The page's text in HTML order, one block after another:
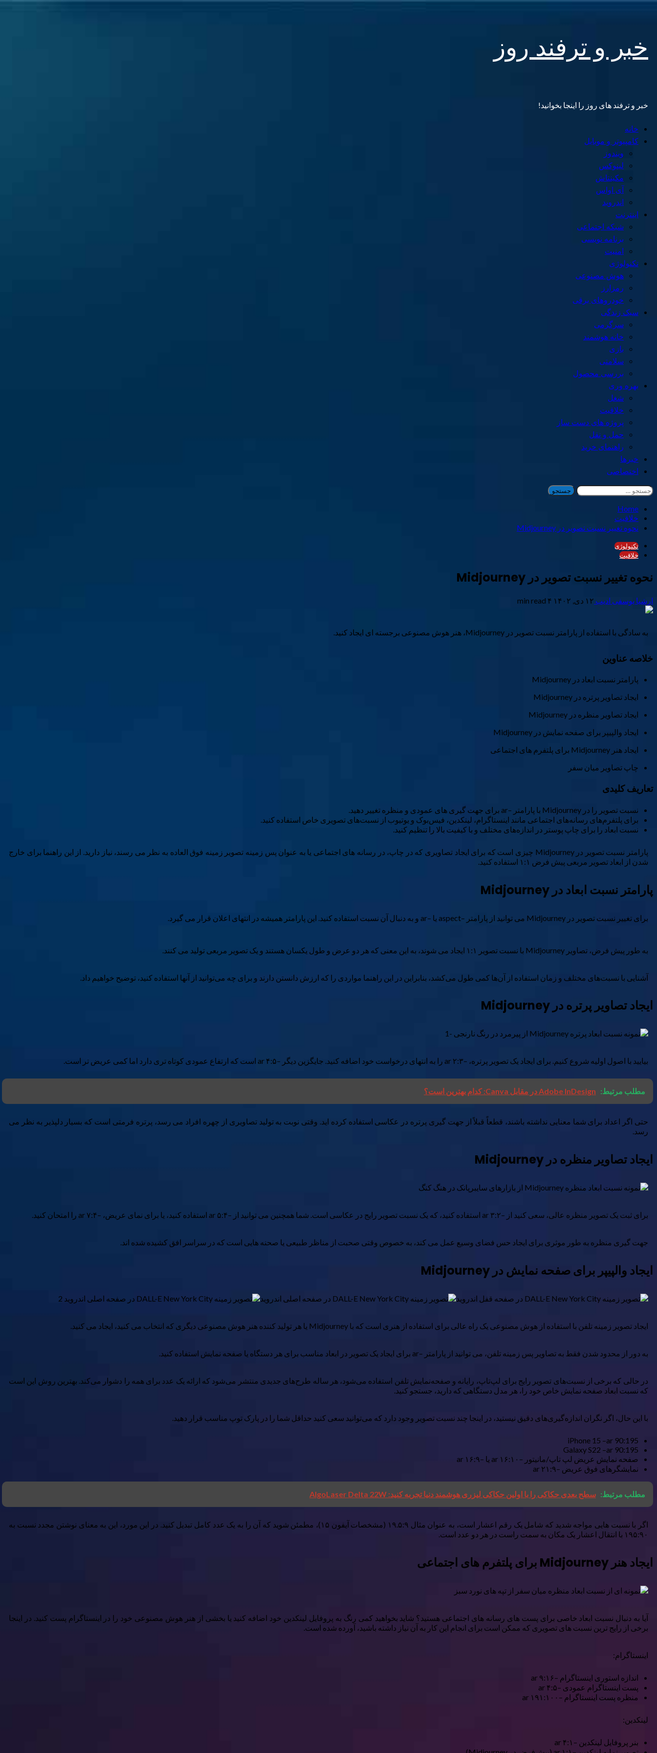
content
خبر و ترفند روز
خبر و ترفند های روز را اینجا بخوانید!
Primary
Menu
خانه
کامپیوتر و موبایل
ویندوز
لینوکس
مکینتاش
آی اواس
اندروید
اینترنت
شبکه اجتماعی
برنامه نویسی
امنیت
تکنولوژی
هوش مصنوعی
رمزارز
خودروهای برقی
سبک زندگی
سرگرمی
خانه هوشمند
بازی
سلامتی
بررسی محصول
بهره وری
شغل
خلاقیت
پروژه های دست ساز
حمل و نقل
راهنمای خرید
خبرها
اختصاصی
جستجو
برای:
Home
خلاقیت
نحوه تغییر نسبت تصویر در Midjourney
تکنولوژی
خلاقیت
نحوه تغییر نسبت تصویر در Midjourney
ارشیا یوسفی ادیب ۱۲ دی, ۱۴۰۲ ۴ min read
به سادگی با استفاده از پارامتر نسبت تصویر در Midjourney، هنر هوش مصنوعی برجسته ای ایجاد کنید.
خلاصه عناوین
پارامتر نسبت ابعاد در Midjourney
ایجاد تصاویر پرتره در Midjourney
ایجاد تصاویر منظره در Midjourney
ایجاد والپیپر برای صفحه نمایش در Midjourney
ایجاد هنر Midjourney برای پلتفرم های اجتماعی
چاپ تصاویر میان سفر
تعاریف کلیدی
نسبت تصویر را در Midjourney با پارامتر –ar برای جهت گیری های عمودی و منظره تغییر دهید.
برای پلتفرم‌های رسانه‌های اجتماعی مانند اینستاگرام، لینکدین، فیس‌بوک و یوتیوب از نسبت‌های تصویری خاص استفاده کنید.
نسبت ابعاد را برای چاپ پوستر در اندازه‌های مختلف و با کیفیت بالا را تنظیم کنید.
پارامتر نسبت تصویر در Midjourney چیزی است که برای ایجاد تصاویری که در چاپ، در رسانه های اجتماعی یا به عنوان پس زمینه تصویر زمینه فوق العاده به نظر می رسند، نیاز دارید. از این راهنما برای خارج
شدن از ابعاد تصویر مربعی پیش فرض ۱:۱ استفاده کنید.
پارامتر نسبت ابعاد در Midjourney
برای تغییر نسبت تصویر در Midjourney می توانید از پارامتر –aspect یا –ar و به دنبال آن نسبت استفاده کنید. این پارامتر همیشه در انتهای اعلان قرار می گیرد.
به طور پیش فرض، تصاویر Midjourney با نسبت تصویر ۱:۱ ایجاد می شوند، به این معنی که هر دو عرض و طول یکسان هستند و یک تصویر مربعی تولید می کنند.
آشنایی با نسبت‌های مختلف و زمان استفاده از آن‌ها کمی طول می‌کشد، بنابراین در این راهنما مواردی را که ارزش دانستن دارند و برای چه می‌توانید از آنها استفاده کنید، توضیح خواهیم داد.
ایجاد تصاویر پرتره در Midjourney
بیایید با اصول اولیه شروع کنیم. برای ایجاد یک تصویر پرتره، –ar ۲:۳ را به انتهای درخواست خود اضافه کنید. جایگزین دیگر –ar ۴:۵ است که ارتفاع عمودی کوتاه تری دارد اما کمی عریض تر است.
مطلب مرتبط: Adobe InDesign در مقابل Canva: کدام بهترین است؟
حتی اگر اعداد برای شما معنایی نداشته باشند، قطعاً قبلاً از جهت گیری پرتره در عکاسی استفاده کرده اید. وقتی نوبت به تولید تصاویری از چهره افراد می رسد، پرتره فرمتی است که بسیار دلپذیر به نظر می
رسد.
ایجاد تصاویر منظره در Midjourney
برای ثبت یک تصویر منظره عالی، سعی کنید از –ar ۳:۲ استفاده کنید، که یک نسبت تصویر رایج در عکاسی است. شما همچنین می توانید از –ar ۵:۴ استفاده کنید، یا برای نمای عریض، –ar ۷:۴ را امتحان کنید.
جهت گیری منظره به طور موثری برای ایجاد حس فضای وسیع عمل می کند، به خصوص وقتی صحبت از مناظر طبیعی یا صحنه هایی است که در سراسر افق کشیده شده اند.
ایجاد والپیپر برای صفحه نمایش در Midjourney
ایجاد تصویر زمینه تلفن با استفاده از هوش مصنوعی یک راه عالی برای استفاده از هنری است که با Midjourney یا هر تولید کننده هنر هوش مصنوعی دیگری که انتخاب می کنید، ایجاد می کنید.
به دور از محدود شدن فقط به تصاویر پس زمینه تلفن، می توانید از پارامتر –ar برای ایجاد یک تصویر در ابعاد مناسب برای هر دستگاه یا صفحه نمایش استفاده کنید.
در حالی که برخی از نسبت‌های تصویر رایج برای لپ‌تاپ، رایانه و صفحه‌نمایش تلفن استفاده می‌شود، هر ساله طرح‌های جدیدی منتشر می‌شود که ارائه یک عدد برای همه را دشوار می‌کند. بهترین روش این است
که نسبت ابعاد صفحه نمایش خاص خود را، هر مدل دستگاهی که دارید، جستجو کنید.
با این حال، اگر نگران اندازه‌گیری‌های دقیق نیستید، در اینجا چند نسبت تصویر وجود دارد که می‌توانید سعی کنید حداقل شما را در پارک توپ مناسب قرار دهید.
iPhone 15 –ar 90:195
Galaxy S22 –ar 90:195
صفحه نمایش عریض لپ تاپ/مانیتور –ar ۱۶:۱۰ یا –ar ۱۶:۹
نمایشگرهای فوق عریض –ar ۲۱:۹
مطلب مرتبط: سطح بعدی حکاکی را با اولین حکاکی لیزری هوشمند دنیا تجربه کنید: AlgoLaser Delta 22W
اگر با نسبت هایی مواجه شدید که شامل یک رقم اعشار است، به عنوان مثال ۱۹.۵:۹ (مشخصات آیفون ۱۵)، مطمئن شوید که آن را به یک عدد کامل تبدیل کنید. در این مورد، این به معنای نوشتن مجدد نسبت به
۱۹۵:۹۰ با انتقال اعشار یک مکان به سمت راست در هر دو عدد است.
ایجاد هنر Midjourney برای پلتفرم های اجتماعی
آیا به دنبال نسبت ابعاد خاصی برای پست های رسانه های اجتماعی هستید؟ شاید بخواهید کمی رنگ به پروفایل لینکدین خود اضافه کنید یا بخشی از هنر هوش مصنوعی خود را در اینستاگرام پست کنید. در اینجا
برخی از رایج ترین نسبت های تصویری که ممکن است برای انجام این کار به آن نیاز داشته باشید، آورده شده است.
اینستاگرام:
اندازه استوری اینستاگرام –ar ۹:۱۶
پست اینستاگرام عمودی –ar ۴:۵
منظره پست اینستاگرام –ar ۱۹۱:۱۰۰
لینکدین:
بنر پروفایل لینکدین –ar ۴:۱